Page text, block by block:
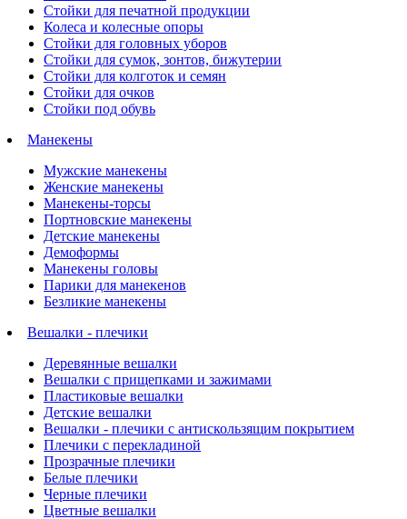
Стойки для печатной продукции
Колеса и колесные опоры
Стойки для головных уборов
Стойки для сумок, зонтов, бижутерии
Стойки для колготок и семян
Стойки для очков
Стойки под обувь
Манекены
Мужские манекены
Женские манекены
Манекены-торсы
Портновские манекены
Детские манекены
Демоформы
Манекены головы
Парики для манекенов
Безликие манекены
Вешалки - плечики
Деревянные вешалки
Вешалки с прищепками и зажимами
Пластиковые вешалки
Детские вешалки
Вешалки - плечики с антискользящим покрытием
Плечики с перекладиной
Прозрачные плечики
Белые плечики
Черные плечики
Цветные вешалки